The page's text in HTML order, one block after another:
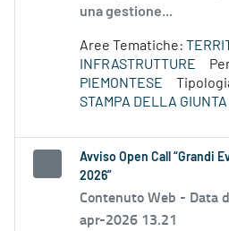
una gestione...
Aree Tematiche:
INFRASTRUTTURE
PIEMONTESE
STAMPA DELLA GIUNTA
Avviso Open Call “Grandi
2026”
Contenuto Web - Data
apr-2026 13.21